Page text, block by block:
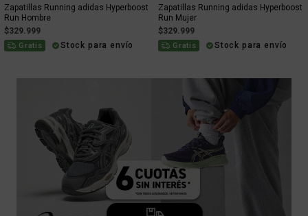
Zapatillas Running adidas Hyperboost
Run Hombre
$329.999
Gratis Stock para envío
Zapatillas Running adidas Hyperboost
Run Mujer
$329.999
Gratis Stock para envío